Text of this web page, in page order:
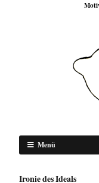
Menü
Ironie des Ideals